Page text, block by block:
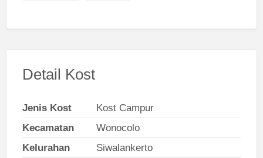
Detail Kost
Jenis Kost
Kost Campur
Kecamatan
Wonocolo
Kelurahan
Siwalankerto